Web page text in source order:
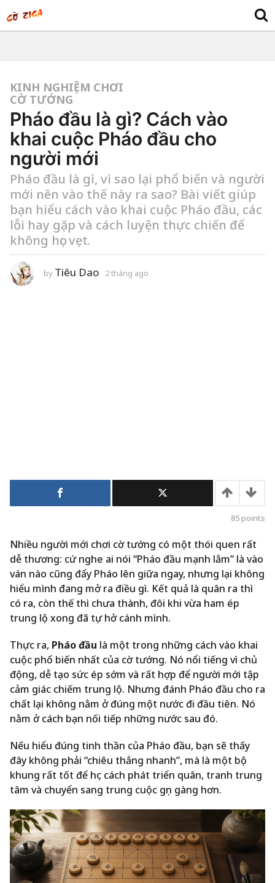
KINH NGHIỆM CHƠI
CỜ TƯỚNG
Pháo đầu là gì? Cách vào
khai cuộc Pháo đầu cho
người mới
Pháo đầu là gì, vì sao lại phổ biến và người
mới nên vào thế này ra sao? Bài viết giúp
bạn hiểu cách vào khai cuộc Pháo đầu, các
lỗi hay gặp và cách luyện thực chiến để
không học vẹt.
by Tiêu Dao 2 tháng ago
85points
Nhiều người mới chơi cờ tướng có một thói quen rất
dễ thương: cứ nghe ai nói “Pháo đầu mạnh lắm” là vào
ván nào cũng đẩy Pháo lên giữa ngay, nhưng lại không
hiểu mình đang mở ra điều gì. Kết quả là quân ra thì
có ra, còn thế thì chưa thành, đôi khi vừa ham ép
trung lộ xong đã tự hở cánh mình.
Thực ra, Pháo đầu là một trong những cách vào khai
cuộc phổ biến nhất của cờ tướng. Nó nổi tiếng vì chủ
động, dễ tạo sức ép sớm và rất hợp để người mới tập
cảm giác chiếm trung lộ. Nhưng đánh Pháo đầu cho ra
chất lại không nằm ở đúng một nước đi đầu tiên. Nó
nằm ở cách bạn nối tiếp những nước sau đó.
Nếu hiểu đúng tinh thần của Pháo đầu, bạn sẽ thấy
đây không phải “chiêu thắng nhanh”, mà là một bộ
khung rất tốt để học cách phát triển quân, tranh trung
tâm và chuyển sang trung cuộc gọn gàng hơn.